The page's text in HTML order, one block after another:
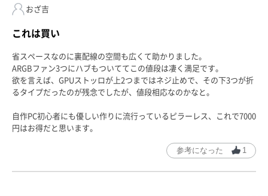
おざ吉
これは買い
省スペースなのに裏配線の空間も広くて助かりました。
ARGBファン3つにハブもついててこの値段は凄く満足です。
欲を言えば、GPUストッロが上2つまではネジ止めで、その下3つが折
るタイプだったのが残念でしたが、値段相応なのかなと。
自作PC初心者にも優しい作りに流行っているピラーレス、これで7000
円はお得だと思います。
参考になった 1